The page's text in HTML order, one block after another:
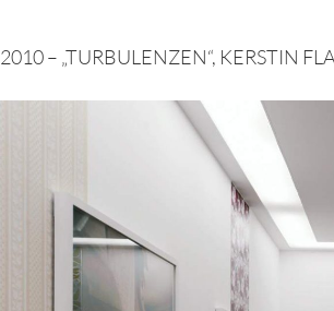
2010 – „TURBULENZEN“, KERSTIN